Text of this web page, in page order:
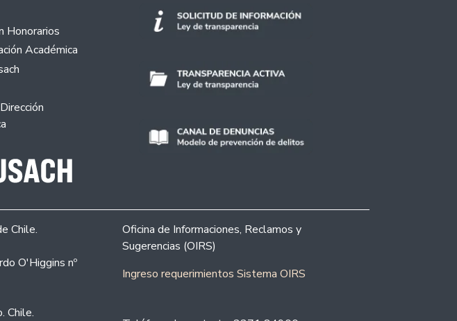
Honorarios
Académica
Chile.
O'Higgins nº
Chile.
Oficina de Informaciones, Reclamos y
Sugerencias (OIRS)
Ingreso requerimientos Sistema OIRS